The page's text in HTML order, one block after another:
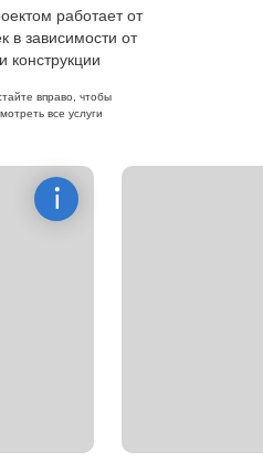
работает от
в зависимости от
конструкции
вправо, чтобы
все услуги